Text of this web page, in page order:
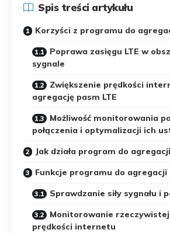
Spis treści artykułu
Korzyści z programu do
Poprawa zasięgu LTE w
sygnale
Zwiększenie prędkości
agregację pasm LTE
Możliwość monitorowania
połączenia i optymalizacji ich
Jak działa program do
Funkcje programu do agregacji
Sprawdzanie siły sygnału i
Monitorowanie
prędkości internetu